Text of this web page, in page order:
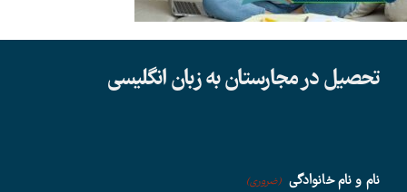
سوالات متداول
تحصیل در مجارستان به زبان انگلیسی
نام و نام خانوادگی (ضروری)